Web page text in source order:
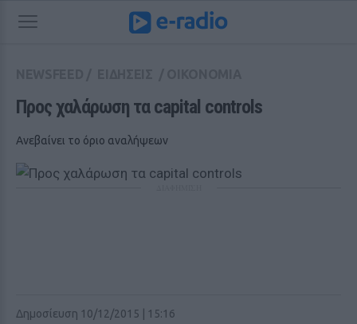
Προς χαλάρωση τα capital controls
Ανεβαίνει το όριο αναλήψεων
Δημοσίευση 10/12/2015 | 15:16